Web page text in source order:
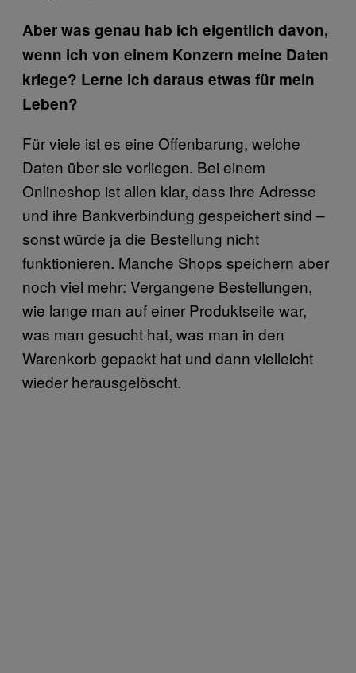
Aber was genau hab ich eigentlich davon,
wenn ich von einem Konzern meine Daten
kriege? Lerne ich daraus etwas für mein
Leben?
Für viele ist es eine Offenbarung, welche
Daten über sie vorliegen. Bei einem
Onlineshop ist allen klar, dass ihre Adresse
und ihre Bankverbindung gespeichert sind –
sonst würde ja die Bestellung nicht
funktionieren. Manche Shops speichern aber
noch viel mehr: Vergangene Bestellungen,
wie lange man auf einer Produktseite war,
was man gesucht hat, was man in den
Warenkorb gepackt hat und dann vielleicht
wieder herausgelöscht.